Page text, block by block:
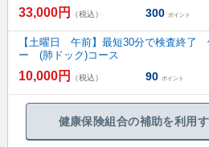
33,000円 （税込） 300 ポイント
【土曜日 午前】最短30分で検査終了
ー (肺ドック)コース
10,000円 （税込） 90 ポイント
健康保険組合の補助を利用